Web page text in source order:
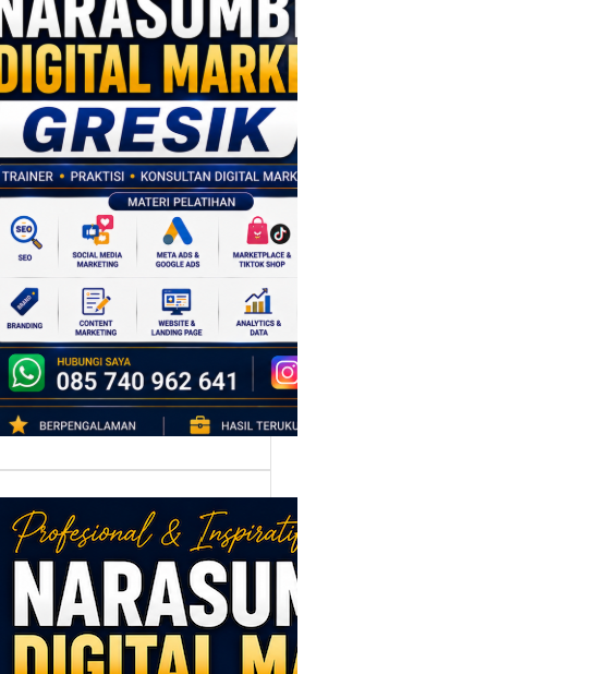
Narasumber
Digital Marketing
Gresik:
Meningkatkan
Daya Saing SDM
dan Bisnis di Era
Transformasi
Digital
Perkembangan dunia
industri tidak hanya
mengubah cara
perusahaan
memproduksi barang,…